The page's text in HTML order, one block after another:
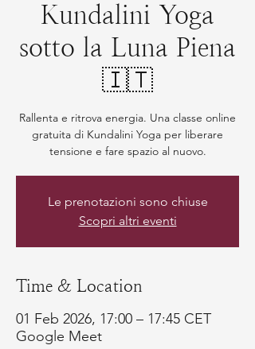
Kundalini Yoga
sotto la Luna Piena
🇮🇹
Rallenta e ritrova energia. Una classe online
gratuita di Kundalini Yoga per liberare
tensione e fare spazio al nuovo.
Le prenotazioni sono chiuse
Scopri altri eventi
Time & Location
01 Feb 2026, 17:00 – 17:45 CET
Google Meet